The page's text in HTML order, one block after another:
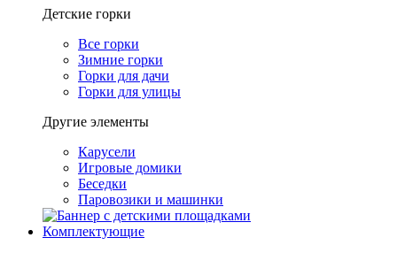
Детские горки
Все горки
Зимние горки
Горки для дачи
Горки для улицы
Другие элементы
Карусели
Игровые домики
Беседки
Паровозики и машинки
Комплектующие